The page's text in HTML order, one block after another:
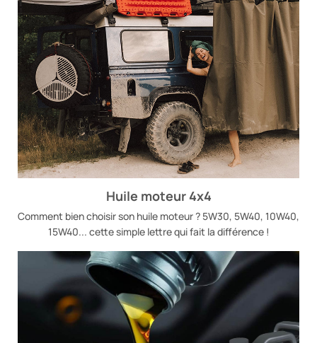
Huile moteur 4x4
Comment bien choisir son huile moteur ?​ 5W30, 5W40, 10W40,
15W40... cette simple lettre qui fait la différence !